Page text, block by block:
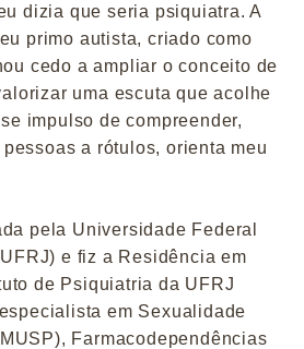
dizia que seria psiquiatra. A
primo autista, criado como
cedo a ampliar o conceito de
uma escuta que acolhe
impulso de compreender,
a rótulos, orienta meu
pela Universidade Federal
e fiz a Residência em
de Psiquiatria da UFRJ
em Sexualidade
Farmacodependências